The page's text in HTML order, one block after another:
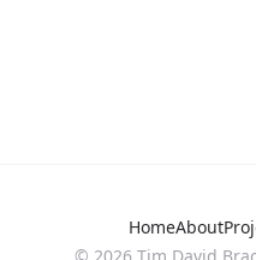
HomeAbout